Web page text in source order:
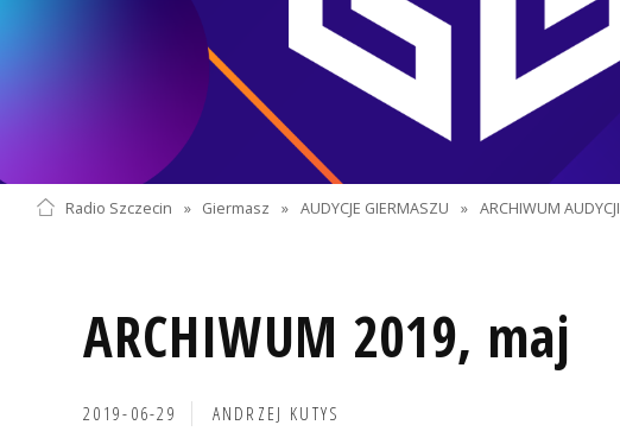
Radio Szczecin » Giermasz » AUDYCJE GIERMASZU » ARCHIWUM AUDYCJI
ARCHIWUM 2019, maj
2019-06-29 ANDRZEJ KUTYS